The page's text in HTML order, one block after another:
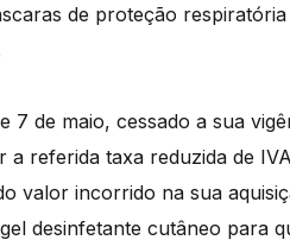
de proteção
7 de maio, cessado a sua
a referida taxa reduzida de
valor incorrido na sua
desinfetante cutâneo para